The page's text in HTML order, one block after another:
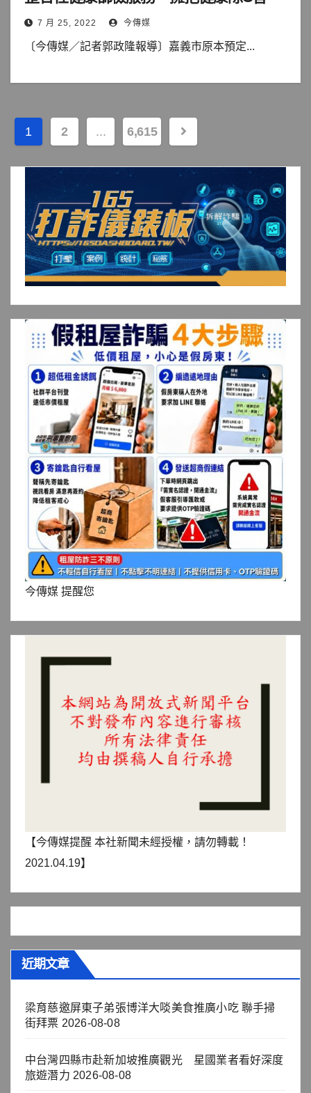
7 月 25, 2022 今傳媒
〔今傳媒／記者郭政隆報導〕嘉義市原本預定...
文
章
頁
1 2 ... 6,615
今傳媒 提醒您
【今傳媒提醒 本社新聞未經授權，請勿轉載！
2021.04.19】
近期文章
梁育慈邀屏東子弟張博洋大啖美食推廣小吃 聯手掃
街拜票 2026-08-08
中台灣四縣市赴新加坡推廣觀光 星國業者看好深度
旅遊潛力 2026-08-08